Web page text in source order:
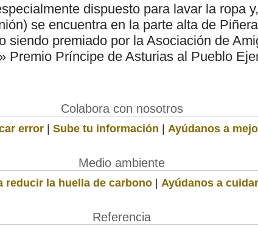
dispuesto para lavar la ropa
se encuentra en la parte alta de
siendo premiado por la Asociación de
Premio Príncipe de Asturias al Pueblo
Colabora con nosotros
error | Sube tu información | Ayúdanos a
Medio ambiente
reducir la huella de carbono | Ayúdanos a
Referencia